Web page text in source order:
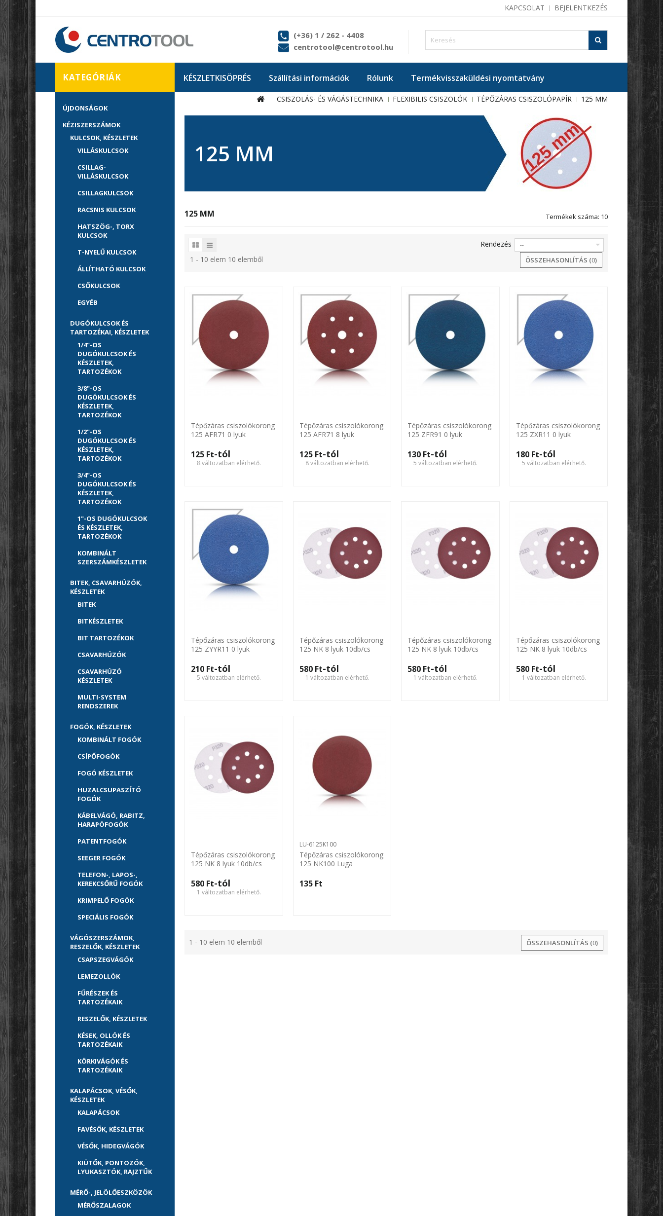
BEJELENTKEZÉS
KAPCSOLAT
(+36) 1 / 262 - 4408
centrotool@centrotool.hu
KÉSZLETKISÖPRÉS Szállítási információk Rólunk Termékvisszaküldési nyomtatvány
KATEGÓRIÁK
ÚJDONSÁGOK
KÉZISZERSZÁMOK
KULCSOK, KÉSZLETEK
VILLÁSKULCSOK
CSILLAG-
VILLÁSKULCSOK
CSILLAGKULCSOK
RACSNIS KULCSOK
HATSZÖG-, TORX
KULCSOK
T-NYELŰ KULCSOK
ÁLLÍTHATÓ KULCSOK
CSŐKULCSOK
EGYÉB
DUGÓKULCSOK ÉS
TARTOZÉKAI, KÉSZLETEK
1/4"-OS
DUGÓKULCSOK ÉS
KÉSZLETEK,
TARTOZÉKOK
3/8"-OS
DUGÓKULCSOK ÉS
KÉSZLETEK,
TARTOZÉKOK
1/2"-OS
DUGÓKULCSOK ÉS
KÉSZLETEK,
TARTOZÉKOK
3/4"-OS
DUGÓKULCSOK ÉS
KÉSZLETEK,
TARTOZÉKOK
1"-OS DUGÓKULCSOK
ÉS KÉSZLETEK,
TARTOZÉKOK
KOMBINÁLT
SZERSZÁMKÉSZLETEK
BITEK, CSAVARHÚZÓK,
KÉSZLETEK
BITEK
BITKÉSZLETEK
BIT TARTOZÉKOK
CSAVARHÚZÓK
CSAVARHÚZÓ
KÉSZLETEK
MULTI-SYSTEM
RENDSZEREK
FOGÓK, KÉSZLETEK
KOMBINÁLT FOGÓK
CSÍPŐFOGÓK
FOGÓ KÉSZLETEK
HUZALCSUPASZÍTÓ
FOGÓK
KÁBELVÁGÓ, RABITZ,
HARAPÓFOGÓK
PATENTFOGÓK
SEEGER FOGÓK
TELEFON-, LAPOS-,
KEREKCSŐRŰ FOGÓK
KRIMPELŐ FOGÓK
SPECIÁLIS FOGÓK
VÁGÓSZERSZÁMOK,
RESZELŐK, KÉSZLETEK
CSAPSZEGVÁGÓK
LEMEZOLLÓK
FŰRÉSZEK ÉS
TARTOZÉKAIK
RESZELŐK, KÉSZLETEK
KÉSEK, OLLÓK ÉS
TARTOZÉKAIK
KÖRKIVÁGÓK ÉS
TARTOZÉKAIK
KALAPÁCSOK, VÉSŐK,
KÉSZLETEK
KALAPÁCSOK
FAVÉSŐK, KÉSZLETEK
VÉSŐK, HIDEGVÁGÓK
KIÜTŐK, PONTOZÓK,
LYUKASZTÓK, RAJZTŰK
MÉRŐ-, JELÖLŐESZKÖZÖK
MÉRŐSZALAGOK
CSISZOLÁS- ÉS VÁGÁSTECHNIKA FLEXIBILIS CSISZOLÓK TÉPŐZÁRAS CSISZOLÓPAPÍR 125 MM
125 MM
125 MM Termékek száma: 10
Rendezés --
ÖSSZEHASONLÍTÁS (0)
1 - 10 elem 10 elemből
Tépőzáras csiszolókorong
125 AFR71 0 lyuk
125 Ft‎-tól
8 változatban elérhető.
Tépőzáras csiszolókorong
125 AFR71 8 lyuk
125 Ft‎-tól
8 változatban elérhető.
Tépőzáras csiszolókorong
125 ZFR91 0 lyuk
130 Ft‎-tól
5 változatban elérhető.
Tépőzáras csiszolókorong
125 ZXR11 0 lyuk
180 Ft‎-tól
5 változatban elérhető.
Tépőzáras csiszolókorong
125 ZYYR11 0 lyuk
210 Ft‎-tól
5 változatban elérhető.
Tépőzáras csiszolókorong
125 NK 8 lyuk 10db/cs
580 Ft‎-tól
1 változatban elérhető.
Tépőzáras csiszolókorong
125 NK 8 lyuk 10db/cs
580 Ft‎-tól
1 változatban elérhető.
Tépőzáras csiszolókorong
125 NK 8 lyuk 10db/cs
580 Ft‎-tól
1 változatban elérhető.
Tépőzáras csiszolókorong
125 NK 8 lyuk 10db/cs
580 Ft‎-tól
1 változatban elérhető.
LU-6125K100
Tépőzáras csiszolókorong
125 NK100 Luga
135 Ft‎
ÖSSZEHASONLÍTÁS (0)
1 - 10 elem 10 elemből